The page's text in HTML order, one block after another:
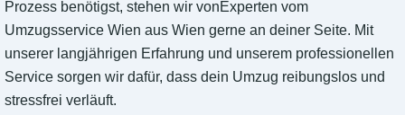
Prozess benötigst, stehen wir vonExperten vom
Umzugsservice Wien aus Wien gerne an deiner Seite. Mit
unserer langjährigen Erfahrung und unserem professionellen
Service sorgen wir dafür, dass dein Umzug reibungslos und
stressfrei verläuft.